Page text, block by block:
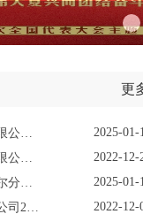
更
2025-01-
2022-12-
2025-01-
2022-12-